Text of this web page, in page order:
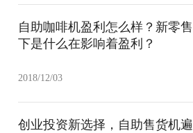
自助咖啡机盈利怎么样？新零售
下是什么在影响着盈利？
2018/12/03
创业投资新选择，自助售货机遍